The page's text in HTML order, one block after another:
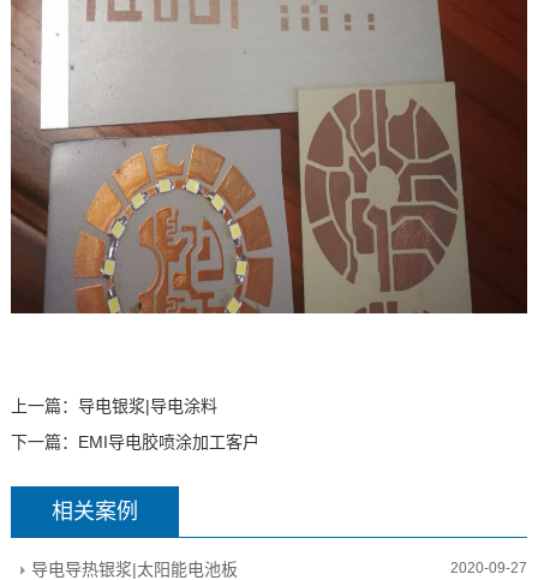
上一篇： 导电银浆|导电涂料
下一篇： EMI导电胶喷涂加工客户
相关案例
导电导热银浆|太阳能电池板 2020-09-27